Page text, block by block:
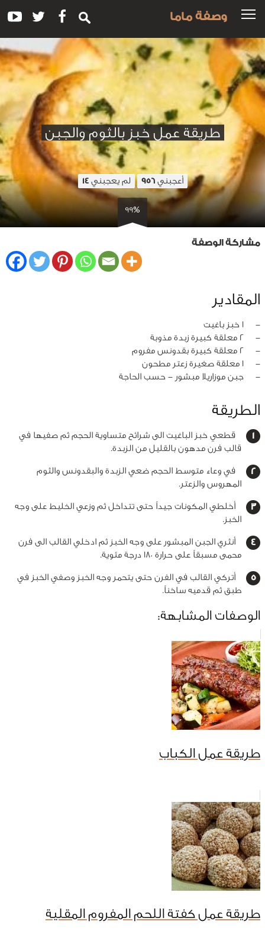
وصفة ماما
طريقة عمل خبز بالثوم والجبن
أعجبني956 لم يعجبني14
99%
مشاركة الوصفة
المقادير
‏-
1 خبز باغيت
‏-
2 معلقة كبيرة زبدة مذوبة
‏-
2 معلقة كبيرة بقدونس مفروم
‏-
1 معلقة صغيرة زعتر مطحون
‏-
جبن موزاريلا مبشور - حسب الحاجة
الطريقة
قطعي خبز الباغيت الى شرائح متساوية الحجم ثم صفيها في
قالب فرن مدهون بالقليل من الزبدة.
في وعاء متوسط الحجم ضعي الزبدة والبقدونس والثوم
المهروس والزعتر.
أخلطي المكونات جيداً حتى تتداخل ثم وزعي الخليط على وجه
الخبز.
أنثري الجبن المبشور على وجه الخبز ثم ادخلي القالب الى فرن
محمى مسبقاً على حرارة 180 درجة مئوية.
أتركي القالب في الفرن حتى يتحمر وجه الخبز وصفي الخبز في
طبق ثم قدميه ساخناً.
الوصفات المشابهة:
طريقة عمل الكباب
طريقة عمل كفتة اللحم المفروم المقلية